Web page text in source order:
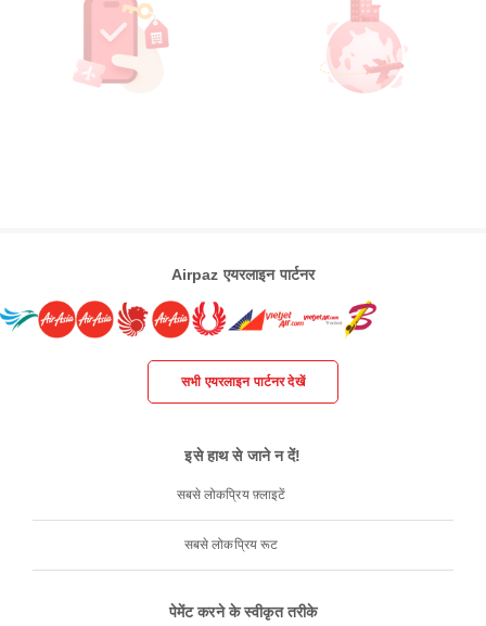
Airpaz एयरलाइन पार्टनर
सभी एयरलाइन पार्टनर देखें
इसे हाथ से जाने न दें!
सबसे लोकप्रिय फ़्लाइटें
सबसे लोकप्रिय रूट
पेमेंट करने के स्वीकृत तरीके